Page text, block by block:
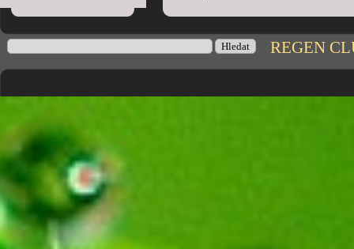
REGEN
Hledat